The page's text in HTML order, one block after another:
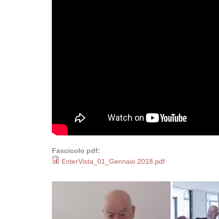
Fascicolo pdf:
EnterVista_01_Gennaio 2018.pdf